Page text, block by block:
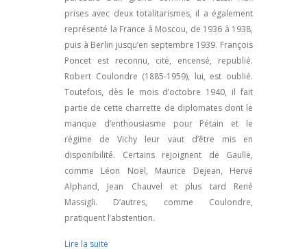
prises avec deux totalitarismes, il a également
représenté la France à Moscou, de 1936 à 1938,
puis à Berlin jusqu’en septembre 1939. François
Poncet est reconnu, cité, encensé, republié.
Robert Coulondre (1885-1959), lui, est oublié.
Toutefois, dès le mois d’octobre 1940, il fait
partie de cette charrette de diplomates dont le
manque d’enthousiasme pour Pétain et le
régime de Vichy leur vaut d’être mis en
disponibilité. Certains rejoignent de Gaulle,
comme Léon Noël, Maurice Dejean, Hervé
Alphand, Jean Chauvel et plus tard René
Massigli. D’autres, comme Coulondre,
pratiquent l’abstention.
Lire la suite